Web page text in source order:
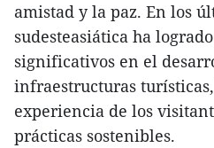
amistad y la paz. En los
sudesteasiática ha
significativos en el
infraestructuras
experiencia de los
prácticas sostenibles.